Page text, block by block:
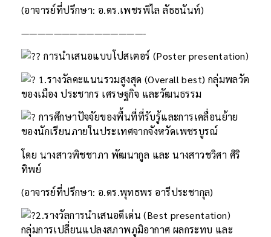
(อาจารย์ที่ปรึกษา: อ.ดร.เพชรพิไล ลัธธนันท์)
———————————————-
การนำเสนอแบบโปสเตอร์ (Poster presentation)
1.รางวัลคะแนนรวมสูงสุด (Overall best) กลุ่มพลวัต
ของเมือง ประชากร เศรษฐกิจ และวัฒนธรรม
การศึกษาปัจจัยของพื้นที่ที่รับรู้และการเคลื่อนย้าย
ของนักเรียนภายในประเทศจากจังหวัดเพชรบูรณ์
โดย นางสาวพิชชาภา พัฒนากูล และ นางสาวชวิศา ศิริ
ทิพย์
(อาจารย์ที่ปรึกษา: อ.ดร.พุทธพร อารีประชากุล)
2.รางวัลการนำเสนอดีเด่น (Best presentation)
กลุ่มการเปลี่ยนแปลงสภาพภูมิอากาศ ผลกระทบ และ